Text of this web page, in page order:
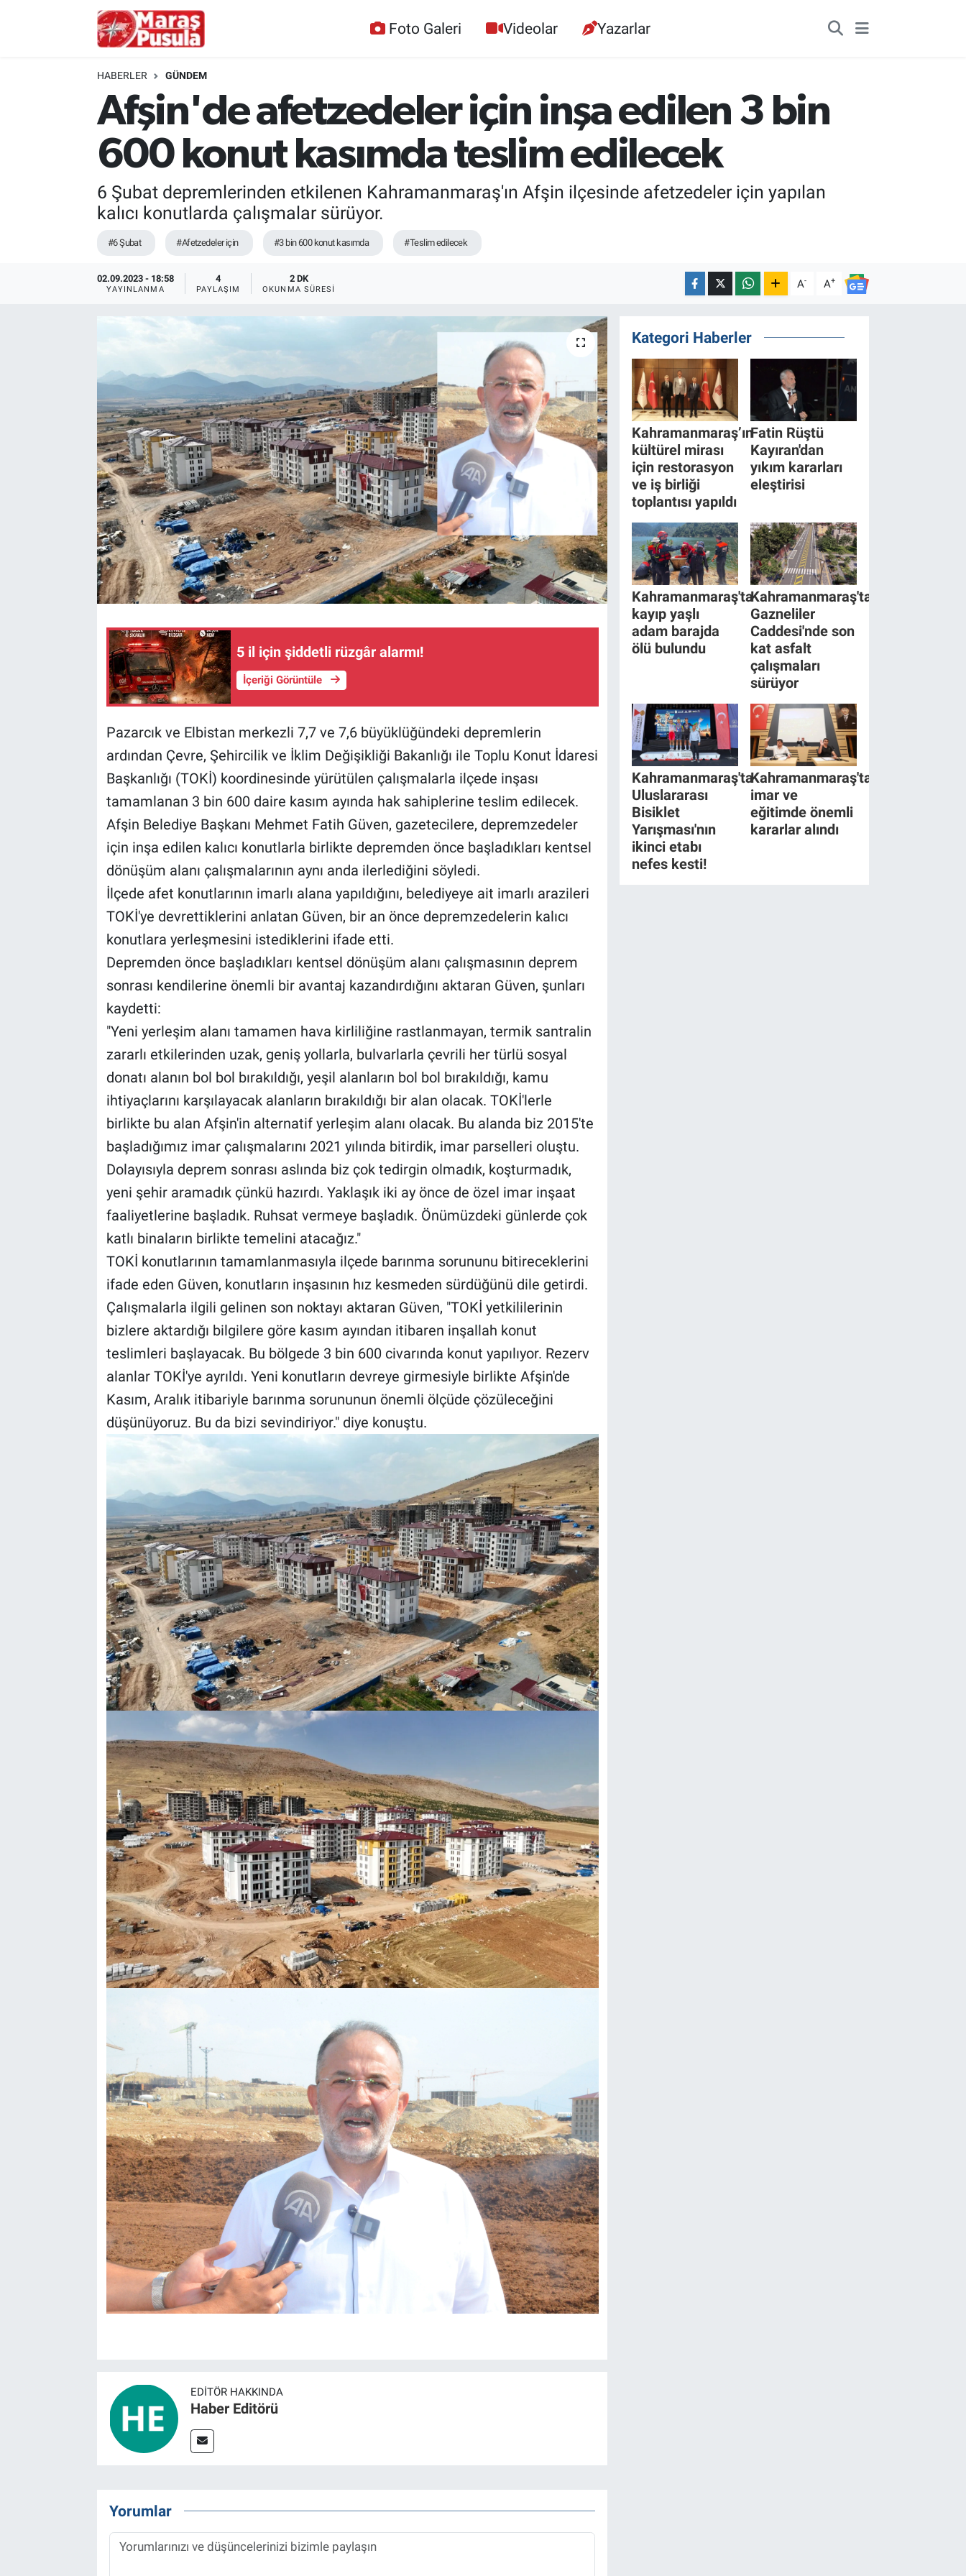
Foto Galeri Videolar Yazarlar
HABERLER GÜNDEM
Afşin'de afetzedeler için inşa edilen 3 bin
600 konut kasımda teslim edilecek
6 Şubat depremlerinden etkilenen Kahramanmaraş'ın Afşin ilçesinde afetzedeler için yapılan
kalıcı konutlarda çalışmalar sürüyor.
#6 Şubat #Afetzedeler için #3 bin 600 konut kasımda #Teslim edilecek
02.09.2023 - 18:58
YAYINLANMA
4
PAYLAŞIM
2 DK
OKUNMA SÜRESI A- A+
5 il için şiddetli rüzgâr alarmı!
İçeriği Görüntüle
Pazarcık ve Elbistan merkezli 7,7 ve 7,6 büyüklüğündeki depremlerin
ardından Çevre, Şehircilik ve İklim Değişikliği Bakanlığı ile Toplu Konut İdaresi
Başkanlığı (TOKİ) koordinesinde yürütülen çalışmalarla ilçede inşası
tamamlanan 3 bin 600 daire kasım ayında hak sahiplerine teslim edilecek.
Afşin Belediye Başkanı Mehmet Fatih Güven, gazetecilere, depremzedeler
için inşa edilen kalıcı konutlarla birlikte depremden önce başladıkları kentsel
dönüşüm alanı çalışmalarının aynı anda ilerlediğini söyledi.
İlçede afet konutlarının imarlı alana yapıldığını, belediyeye ait imarlı arazileri
TOKİ'ye devrettiklerini anlatan Güven, bir an önce depremzedelerin kalıcı
konutlara yerleşmesini istediklerini ifade etti.
Depremden önce başladıkları kentsel dönüşüm alanı çalışmasının deprem
sonrası kendilerine önemli bir avantaj kazandırdığını aktaran Güven, şunları
kaydetti:
"Yeni yerleşim alanı tamamen hava kirliliğine rastlanmayan, termik santralin
zararlı etkilerinden uzak, geniş yollarla, bulvarlarla çevrili her türlü sosyal
donatı alanın bol bol bırakıldığı, yeşil alanların bol bol bırakıldığı, kamu
ihtiyaçlarını karşılayacak alanların bırakıldığı bir alan olacak. TOKİ'lerle
birlikte bu alan Afşin'in alternatif yerleşim alanı olacak. Bu alanda biz 2015'te
başladığımız imar çalışmalarını 2021 yılında bitirdik, imar parselleri oluştu.
Dolayısıyla deprem sonrası aslında biz çok tedirgin olmadık, koşturmadık,
yeni şehir aramadık çünkü hazırdı. Yaklaşık iki ay önce de özel imar inşaat
faaliyetlerine başladık. Ruhsat vermeye başladık. Önümüzdeki günlerde çok
katlı binaların birlikte temelini atacağız."
TOKİ konutlarının tamamlanmasıyla ilçede barınma sorununu bitireceklerini
ifade eden Güven, konutların inşasının hız kesmeden sürdüğünü dile getirdi.
Çalışmalarla ilgili gelinen son noktayı aktaran Güven, "TOKİ yetkililerinin
bizlere aktardığı bilgilere göre kasım ayından itibaren inşallah konut
teslimleri başlayacak. Bu bölgede 3 bin 600 civarında konut yapılıyor. Rezerv
alanlar TOKİ'ye ayrıldı. Yeni konutların devreye girmesiyle birlikte Afşin'de
Kasım, Aralık itibariyle barınma sorununun önemli ölçüde çözüleceğini
düşünüyoruz. Bu da bizi sevindiriyor." diye konuştu.
EDITÖR HAKKINDA
Haber Editörü
Yorumlar
Kategori Haberler
Kahramanmaraş’ın
kültürel mirası
için restorasyon
ve iş birliği
toplantısı yapıldı
Fatin Rüştü
Kayıran'dan
yıkım kararları
eleştirisi
Kahramanmaraş'ta
kayıp yaşlı
adam barajda
ölü bulundu
Kahramanmaraş'ta
Gazneliler
Caddesi'nde son
kat asfalt
çalışmaları
sürüyor
Kahramanmaraş'ta
Uluslararası
Bisiklet
Yarışması'nın
ikinci etabı
nefes kesti!
Kahramanmaraş'ta
imar ve
eğitimde önemli
kararlar alındı
Kültür Sanat
Bilim, Teknoloji
HABERDE İNSAN
BİLİM VE TEKNOLOJİ
İstanbul Hava Durumu
İstanbul Namaz Vakitleri
İstanbul Trafik Yoğunluk Haritası
Süper Lig Puan Durumu ve Fikstür
Tüm Manşetler
Son Dakika Haberleri